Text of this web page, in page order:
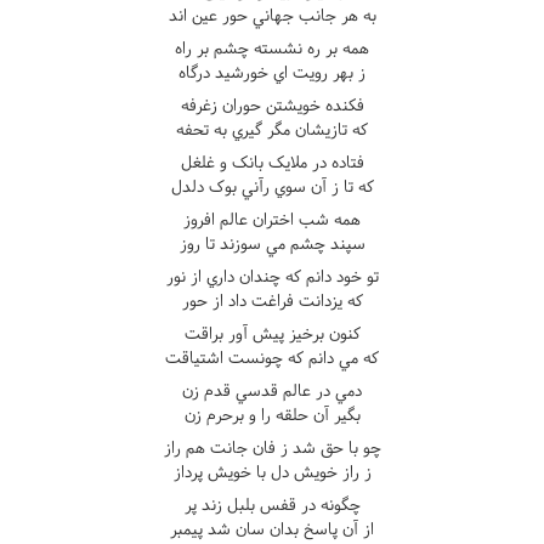
به هر جانب جهاني حور عين اند
همه بر ره نشسته چشم بر راه
ز بهر رويت اي خورشيد درگاه
فکنده خويشتن حوران زغرفه
که تازيشان مگر گيري به تحفه
فتاده در ملايک بانک و غلغل
که تا ز آن سوي رآني بوک دلدل
همه شب اختران عالم افروز
سپند چشم مي سوزند تا روز
تو خود دانم که چندان داري از نور
که يزدانت فراغت داد از حور
کنون برخيز پيش آور براقت
که مي دانم که چونست اشتياقت
دمي در عالم قدسي قدم زن
بگير آن حلقه را و برحرم زن
چو با حق شد ز فان جانت هم راز
ز راز خويش دل با خويش پرداز
چگونه در قفس بلبل زند پر
از آن پاسخ بدان سان شد پيمبر